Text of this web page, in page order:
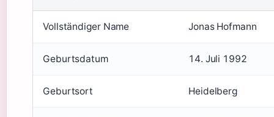
Vollständiger Name Jonas Hofmann
Geburtsdatum 14. Juli 1992
Geburtsort Heidelberg